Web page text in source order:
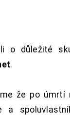
o důležité
.
že po úmrtí
a